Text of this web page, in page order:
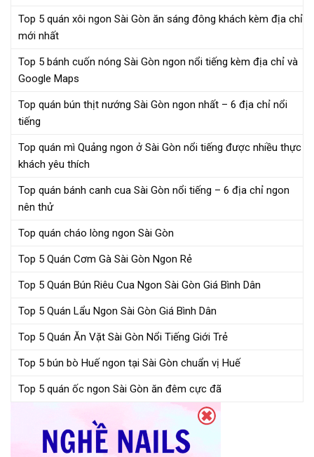
Top 5 quán xôi ngon Sài Gòn ăn sáng đông khách kèm địa chỉ
mới nhất
Top 5 bánh cuốn nóng Sài Gòn ngon nổi tiếng kèm địa chỉ và
Google Maps
Top quán bún thịt nướng Sài Gòn ngon nhất – 6 địa chỉ nổi
tiếng
Top quán mì Quảng ngon ở Sài Gòn nổi tiếng được nhiều thực
khách yêu thích
Top quán bánh canh cua Sài Gòn nổi tiếng – 6 địa chỉ ngon
nên thử
Top quán cháo lòng ngon Sài Gòn
Top 5 Quán Cơm Gà Sài Gòn Ngon Rẻ
Top 5 Quán Bún Riêu Cua Ngon Sài Gòn Giá Bình Dân
Top 5 Quán Lẩu Ngon Sài Gòn Giá Bình Dân
Top 5 Quán Ăn Vặt Sài Gòn Nổi Tiếng Giới Trẻ
Top 5 bún bò Huế ngon tại Sài Gòn chuẩn vị Huế
Top 5 quán ốc ngon Sài Gòn ăn đêm cực đã